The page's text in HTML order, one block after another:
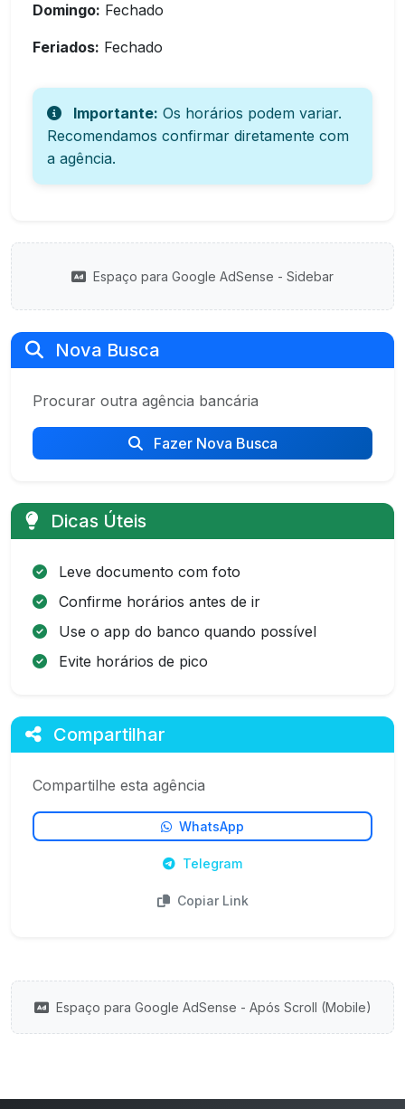
Domingo: Fechado
Feriados: Fechado
Importante: Os horários podem variar.
Recomendamos confirmar diretamente com
a agência.
Espaço para Google AdSense - Sidebar
Nova Busca
Procurar outra agência bancária
Fazer Nova Busca
Dicas Úteis
Leve documento com foto
Confirme horários antes de ir
Use o app do banco quando possível
Evite horários de pico
Compartilhar
Compartilhe esta agência
WhatsApp
Telegram
Copiar Link
Espaço para Google AdSense - Após Scroll (Mobile)